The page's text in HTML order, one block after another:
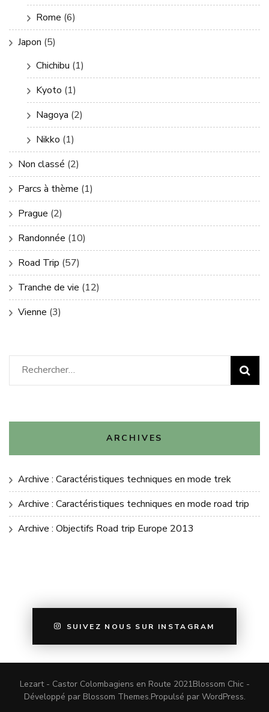
Rome (6)
Japon (5)
Chichibu (1)
Kyoto (1)
Nagoya (2)
Nikko (1)
Non classé (2)
Parcs à thème (1)
Prague (2)
Randonnée (10)
Road Trip (57)
Tranche de vie (12)
Vienne (3)
Rechercher :
ARCHIVES
Archive : Caractéristiques techniques en mode trek
Archive : Caractéristiques techniques en mode road trip
Archive : Objectifs Road trip Europe 2013
SUIVEZ NOUS SUR INSTAGRAM
Lezart - Castor Colombagiens en Route 2021Blossom Chic -
Développé par Blossom Themes.Propulsé par WordPress.